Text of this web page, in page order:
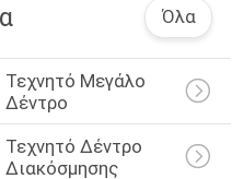
Όλα
Τεχνητό Μεγάλο
Δέντρο
Τεχνητό Δέντρο
Διακόσμησης